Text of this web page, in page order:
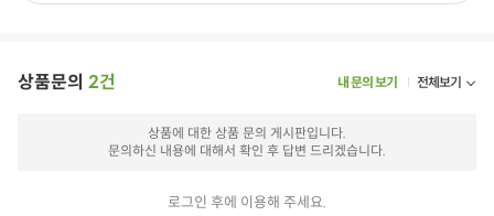
상품문의 2건 내 문의 보기 전체보기
상품에 대한 상품 문의 게시판입니다.
문의하신 내용에 대해서 확인 후 답변 드리겠습니다.
로그인 후에 이용해 주세요.